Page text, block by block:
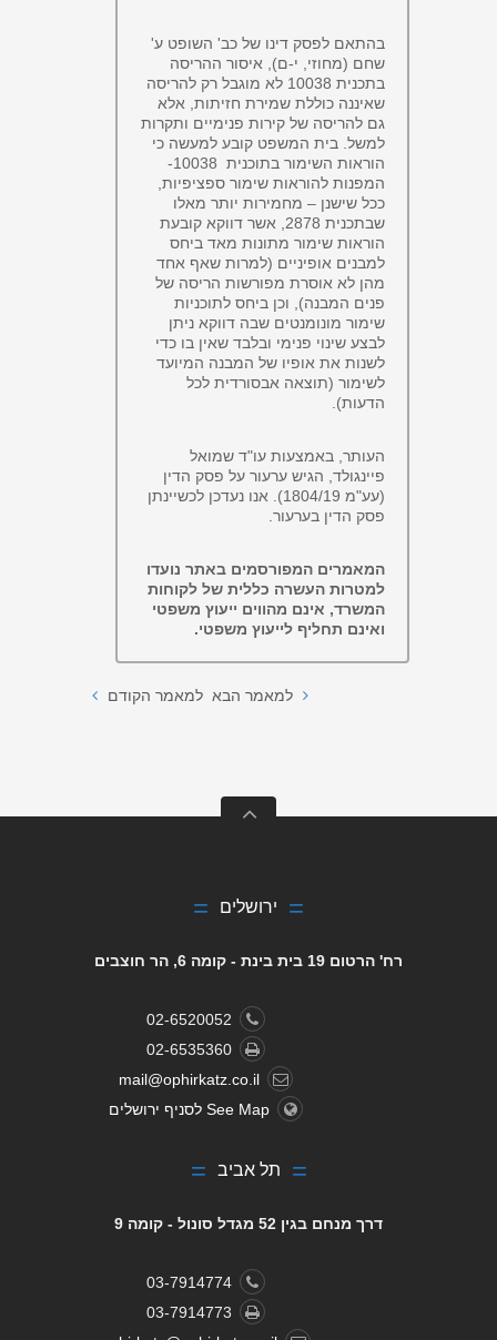
בהתאם לפסק דינו של כב' השופט ע'
שחם (מחוזי, י-ם), איסור ההריסה
בתכנית 10038 לא מוגבל רק להריסה
שאיננה כוללת שמירת חזיתות, אלא
גם להריסה של קירות פנימיים ותקרות
למשל. בית המשפט קובע למעשה כי
הוראות השימור בתוכנית 10038-
המפנות להוראות שימור ספציפיות,
ככל שישנן – מחמירות יותר מאלו
שבתכנית 2878, אשר דווקא קובעת
הוראות שימור מתונות מאד ביחס
למבנים אופיניים (למרות שאף אחד
מהן לא אוסרת מפורשות הריסה של
פנים המבנה), וכן ביחס לתוכניות
שימור מונומנטים שבה דווקא ניתן
לבצע שינוי פנימי ובלבד שאין בו כדי
לשנות את אופיו של המבנה המיועד
לשימור (תוצאה אבסורדית לכל
הדעות).
העותר, באמצעות עו"ד שמואל
פיינגולד, הגיש ערעור על פסק הדין
(עע"מ 1804/19). אנו נעדכן לכשיינתן
פסק הדין בערעור.
המאמרים המפורסמים באתר נועדו
למטרות העשרה כללית של לקוחות
המשרד, אינם מהווים ייעוץ משפטי
ואינם תחליף לייעוץ משפטי.
למאמר הקודם
ירושלים
רח' הרטום 19 בית בינת - קומה 6, הר חוצבים
02-6520052
02-6535360
mail@ophirkatz.co.il
See Map לסניף ירושלים
תל אביב
דרך מנחם בגין 52 מגדל סונול - קומה 9
03-7914774
03-7914773